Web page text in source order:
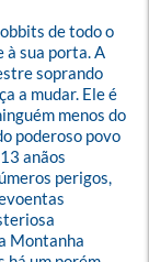
de todo o
à sua porta. A
soprando
a mudar. Ele é
menos do
poderoso povo
anãos
perigos,
Montanha